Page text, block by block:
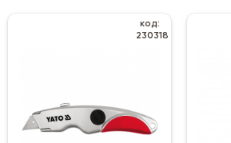
код:
230318